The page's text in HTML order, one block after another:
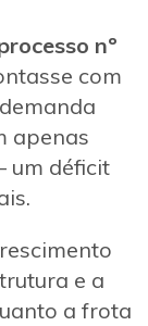
nº
com
apenas
um déficit
e a
a frota